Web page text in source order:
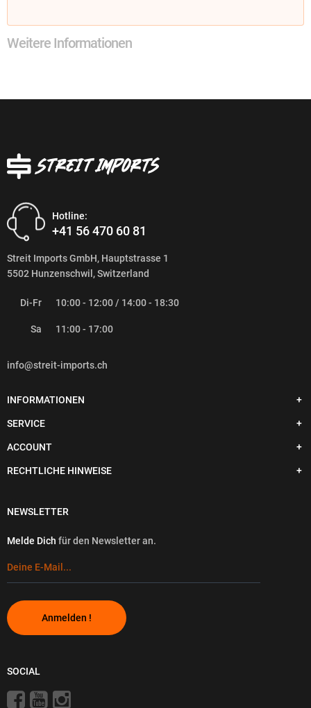
Weitere Informationen
Hotline:
+41 56 470 60 81
Streit Imports GmbH, Hauptstrasse 1
5502 Hunzenschwil, Switzerland
Di-Fr 10:00 - 12:00 / 14:00 - 18:30
Sa 11:00 - 17:00
info@streit-imports.ch
INFORMATIONEN
SERVICE
ACCOUNT
RECHTLICHE HINWEISE
NEWSLETTER
Melde Dich für den Newsletter an.
Anmelden !
SOCIAL